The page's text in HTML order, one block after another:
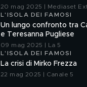
20 mag 2025 | Mediaset
L'ISOLA DEI FAMOSI
Un lungo confronto tra
e Teresanna Pugliese
09 mag 2025 | La 5
L'ISOLA DEI FAMOSI
La crisi di Mirko Frezza
22 mag 2025 | Canale 5